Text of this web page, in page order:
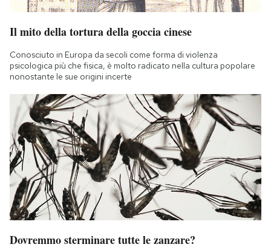
Il mito della tortura della goccia cinese
Conosciuto in Europa da secoli come forma di violenza
psicologica più che fisica, è molto radicato nella cultura popolare
nonostante le sue origini incerte
Dovremmo sterminare tutte le zanzare?